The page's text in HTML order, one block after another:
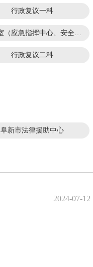
行政复议一科
办公室（应急指挥中心、安全科）
行政复议二科
阜新市法律援助中心
2024-07-12